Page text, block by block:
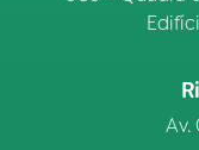
Av.